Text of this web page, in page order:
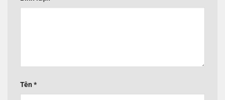
Tên *